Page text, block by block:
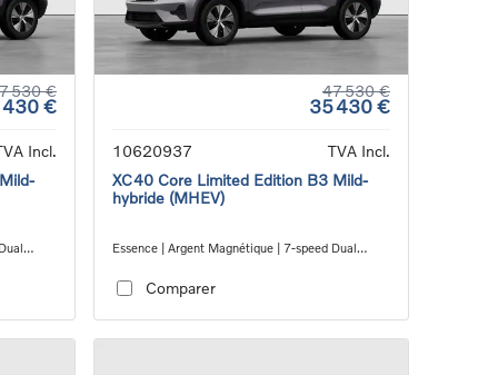
530 €
430 €
Incl.
47 530 €
35 430 €
10620937
TVA Incl.
XC40 Core Limited Edition B3 Mild-
hybride (MHEV)
Essence | Argent Magnétique | 7-speed Dual
Comparer